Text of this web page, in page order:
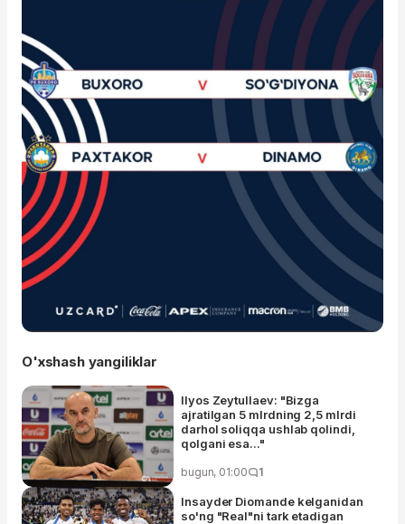
O'xshash yangiliklar
Ilyos Zeytullaev: "Bizga
ajratilgan 5 mlrdning 2,5 mlrdi
darhol soliqqa ushlab qolindi,
qolgani esa..."
bugun, 01:00 1
Insayder Diomande kelganidan
so'ng "Real"ni tark etadigan